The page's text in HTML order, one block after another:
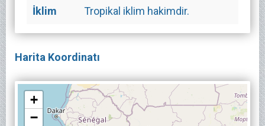
İklim Tropikal iklim hakimdir.
Harita Koordinatı
+
−